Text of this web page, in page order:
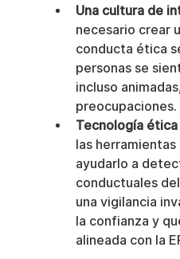
Una cultura de
necesario crear
conducta ética
personas se
incluso
preocupaciones.
Tecnología ética
las
ayudarlo a
conductuales
una vigilancia
la confianza y
alineada con la